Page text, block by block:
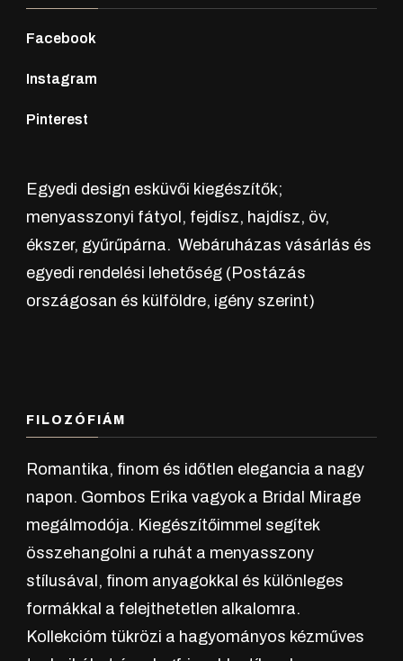
Facebook
Instagram
Pinterest
Egyedi design esküvői kiegészítők;
menyasszonyi fátyol, fejdísz, hajdísz, öv,
ékszer, gyűrűpárna. Webáruházas vásárlás és
egyedi rendelési lehetőség (Postázás
országosan és külföldre, igény szerint)
FILOZÓFIÁM
Romantika, finom és időtlen elegancia a nagy
napon. Gombos Erika vagyok a Bridal Mirage
megálmodója. Kiegészítőimmel segítek
összehangolni a ruhát a menyasszony
stílusával, finom anyagokkal és különleges
formákkal a felejthetetlen alkalomra.
Kollekcióm tükrözi a hagyományos kézműves